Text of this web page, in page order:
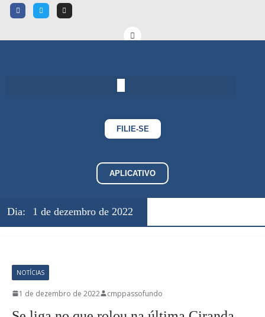
FILIE-SE
APLICATIVO
Dia: 1 de dezembro de 2022
NOTÍCIAS
1 de dezembro de 2022 cmppassofundo